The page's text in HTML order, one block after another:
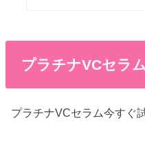
プラチナVCセラ
プラチナVCセラム今すぐ